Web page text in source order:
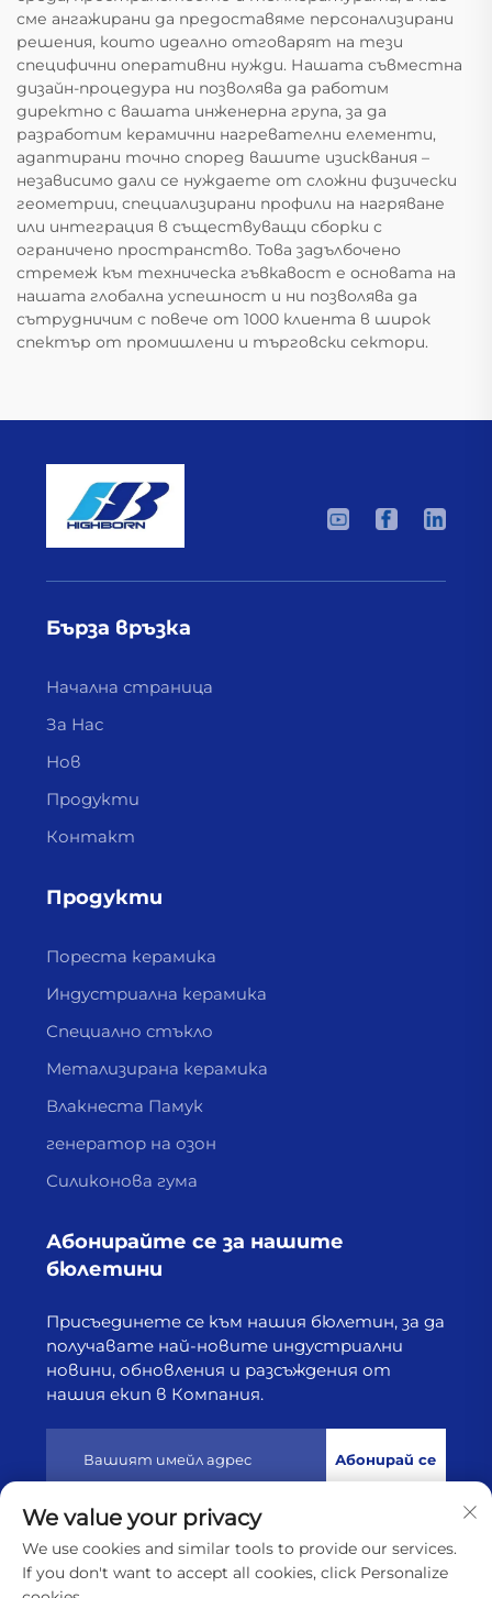
сме ангажирани да предоставяме персонализирани
решения, които идеално отговарят на тези
специфични оперативни нужди. Нашата съвместна
дизайн-процедура ни позволява да работим
директно с вашата инженерна група, за да
разработим керамични нагревателни елементи,
адаптирани точно според вашите изисквания –
независимо дали се нуждаете от сложни физически
геометрии, специализирани профили на нагряване
или интеграция в съществуващи сборки с
ограничено пространство. Това задълбочено
стремеж към техническа гъвкавост е основата на
нашата глобална успешност и ни позволява да
сътрудничим с повече от 1000 клиента в широк
спектър от промишлени и търговски сектори.
Бърза връзка
Начална страница
За Нас
Нов
Продукти
Контакт
Продукти
Пореста керамика
Индустриална керамика
Специално стъкло
Метализирана керамика
Влакнеста Памук
генератор на озон
Силиконова гума
Абонирайте се за нашите
бюлетини
Присъединете се към нашия бюлетин, за да
получавате най-новите индустриални
новини, обновления и разсъждения от
нашия екип в Компания.
Абонирай се
Всички права запазени © 2025 от Лянюнган Хайборн
Технолоджи Ко., Лтд
Политика за поверителност
We value your privacy
We use cookies and similar tools to provide our services.
If you don't want to accept all cookies, click Personalize